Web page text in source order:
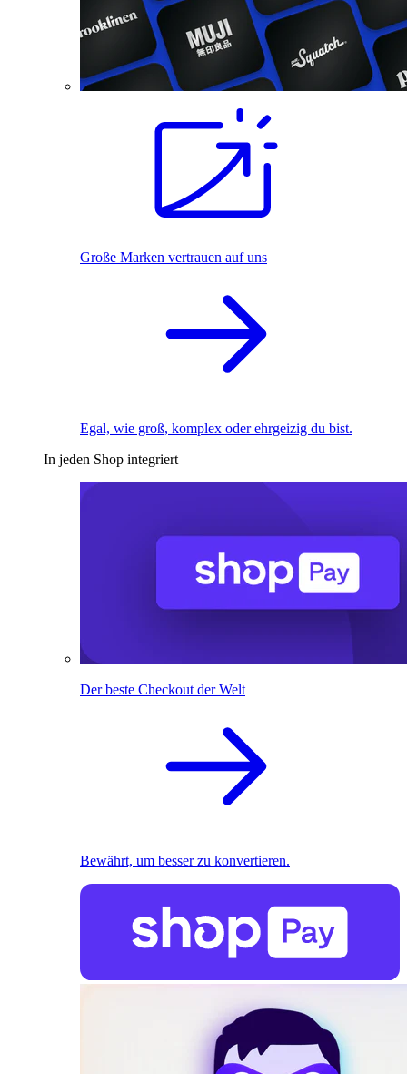
Große Marken vertrauen auf uns
Egal, wie groß, komplex oder ehrgeizig du bist.
In jeden Shop integriert
Der beste Checkout der Welt
Bewährt, um besser zu konvertieren.